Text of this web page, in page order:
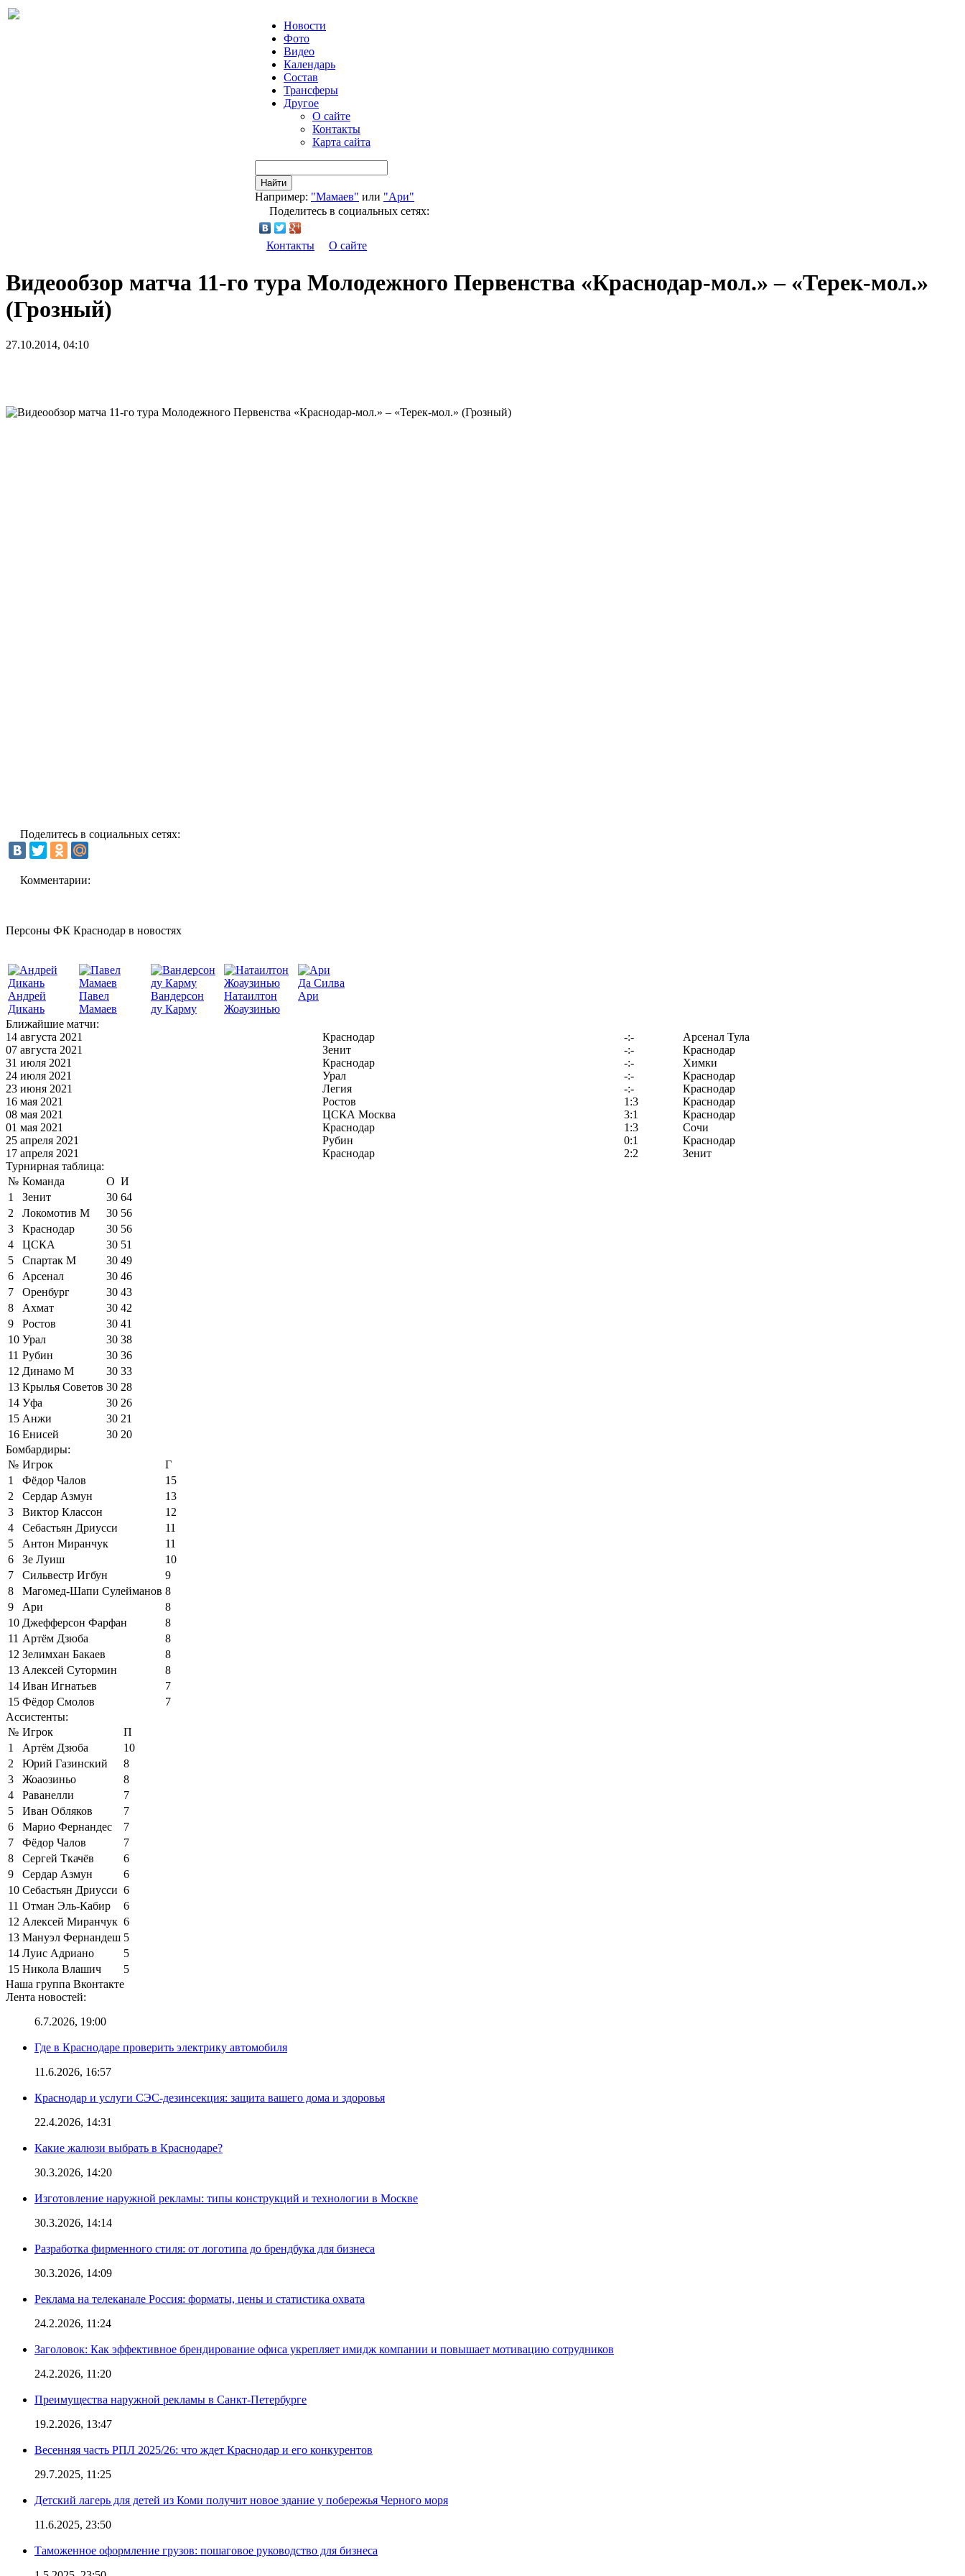
Новости
Фото
Видео
Календарь
Состав
Трансферы
Другое
О сайте
Контакты
Карта сайта
Найти
Например: "Мамаев" или "Ари"
Поделитесь в социальных сетях:
Контакты О сайте
Видеообзор матча 11-го тура Молодежного Первенства «Краснодар-мол.» – «Терек-мол.»
(Грозный)
27.10.2014, 04:10
Поделитесь в социальных сетях:
Комментарии:
Персоны ФК Краснодар в новостях
Андрей
Дикань
Павел
Мамаев
Вандерсон
ду Карму
Натаилтон
Жоаузинью
Да Силва
Ари
Ближайшие матчи:
14 августа 2021
Краснодар -:-
Арсенал Тула
07 августа 2021
Зенит -:-
Краснодар
31 июля 2021
Краснодар -:-
Химки
24 июля 2021
Урал -:-
Краснодар
23 июня 2021
Легия -:-
Краснодар
16 мая 2021
Ростов 1:3
Краснодар
08 мая 2021
ЦСКА Москва 3:1
Краснодар
01 мая 2021
Краснодар 1:3
Сочи
25 апреля 2021
Рубин 0:1
Краснодар
17 апреля 2021
Краснодар 2:2
Зенит
Турнирная таблица:
№ Команда О И
1
Зенит 30 64
2
Локомотив М 30 56
3
Краснодар 30 56
4
ЦСКА 30 51
5
Спартак М 30 49
6
Арсенал 30 46
7
Оренбург 30 43
8
Ахмат 30 42
9
Ростов 30 41
10 Урал 30 38
11 Рубин 30 36
12 Динамо М 30 33
13 Крылья Советов 30 28
14 Уфа 30 26
15 Анжи 30 21
16 Енисей 30 20
Бомбардиры:
№ Игрок
Г
1
Фёдор Чалов
15
2
Сердар Азмун
13
3
Виктор Классон
12
4
Себастьян Дриусси
11
5
Антон Миранчук
11
6
Зе Луиш
10
7
Сильвестр Игбун
9
8
Магомед-Шапи Сулейманов 8
9
Ари
8
10 Джефферсон Фарфан
8
11 Артём Дзюба
8
12 Зелимхан Бакаев
8
13 Алексей Сутормин
8
14 Иван Игнатьев
7
15 Фёдор Смолов
7
Ассистенты:
№ Игрок
П
1
Артём Дзюба
10
2
Юрий Газинский
8
3
Жоаозиньо
8
4
Раванелли
7
5
Иван Обляков
7
6
Марио Фернандес
7
7
Фёдор Чалов
7
8
Сергей Ткачёв
6
9
Сердар Азмун
6
10 Себастьян Дриусси 6
11 Отман Эль-Кабир
6
12 Алексей Миранчук 6
13 Мануэл Фернандеш 5
14 Луис Адриано
5
15 Никола Влашич
5
Наша группа Вконтакте
Лента новостей:
6.7.2026, 19:00
Где в Краснодаре проверить электрику автомобиля
11.6.2026, 16:57
Краснодар и услуги СЭС-дезинсекция: защита вашего дома и здоровья
22.4.2026, 14:31
Какие жалюзи выбрать в Краснодаре?
30.3.2026, 14:20
Изготовление наружной рекламы: типы конструкций и технологии в Москве
30.3.2026, 14:14
Разработка фирменного стиля: от логотипа до брендбука для бизнеса
30.3.2026, 14:09
Реклама на телеканале Россия: форматы, цены и статистика охвата
24.2.2026, 11:24
Заголовок: Как эффективное брендирование офиса укрепляет имидж компании и повышает мотивацию сотрудников
24.2.2026, 11:20
Преимущества наружной рекламы в Санкт-Петербурге
19.2.2026, 13:47
Весенняя часть РПЛ 2025/26: что ждет Краснодар и его конкурентов
29.7.2025, 11:25
Детский лагерь для детей из Коми получит новое здание у побережья Черного моря
11.6.2025, 23:50
Таможенное оформление грузов: пошаговое руководство для бизнеса